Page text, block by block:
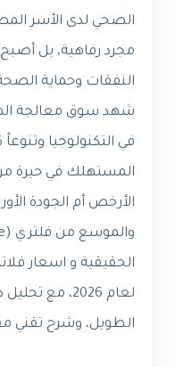
الصحي لدى الأسر
مجرد رفاهية، بل
شهد سوق معالجة
في التكنولوجيا
المستهلك في حيرة
الأرخص أم الجودة
لعام 2026، مع
الطويل، وشرح تقني